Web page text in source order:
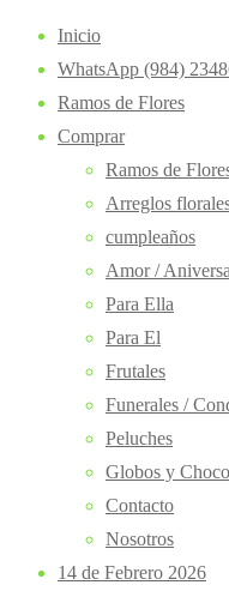
Inicio
WhatsApp (984)
Ramos de Flores
Comprar
Ramos de
Arreglos
cumpleaños
Amor /
Para Ella
Para El
Frutales
Funerales /
Peluches
Globos y
Contacto
Nosotros
14 de Febrero 2026